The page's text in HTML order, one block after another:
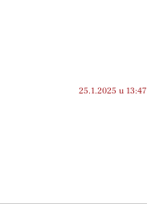
25.1.2025 u 13:47